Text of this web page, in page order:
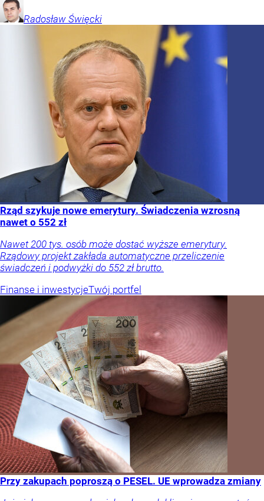
Radosław Święcki
Rząd szykuje nowe emerytury. Świadczenia wzrosną
nawet o 552 zł
Nawet 200 tys. osób może dostać wyższe emerytury.
Rządowy projekt zakłada automatyczne przeliczenie
świadczeń i podwyżki do 552 zł brutto.
Finanse i inwestycjeTwój portfel
Przy zakupach poproszą o PESEL. UE wprowadza zmiany